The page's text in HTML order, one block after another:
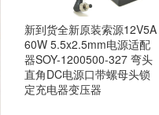
新到货全新原装索源12V5A
60W 5.5x2.5mm电源适配
器SOY-1200500-327 弯头
直角DC电源口带螺母头锁
定充电器变压器